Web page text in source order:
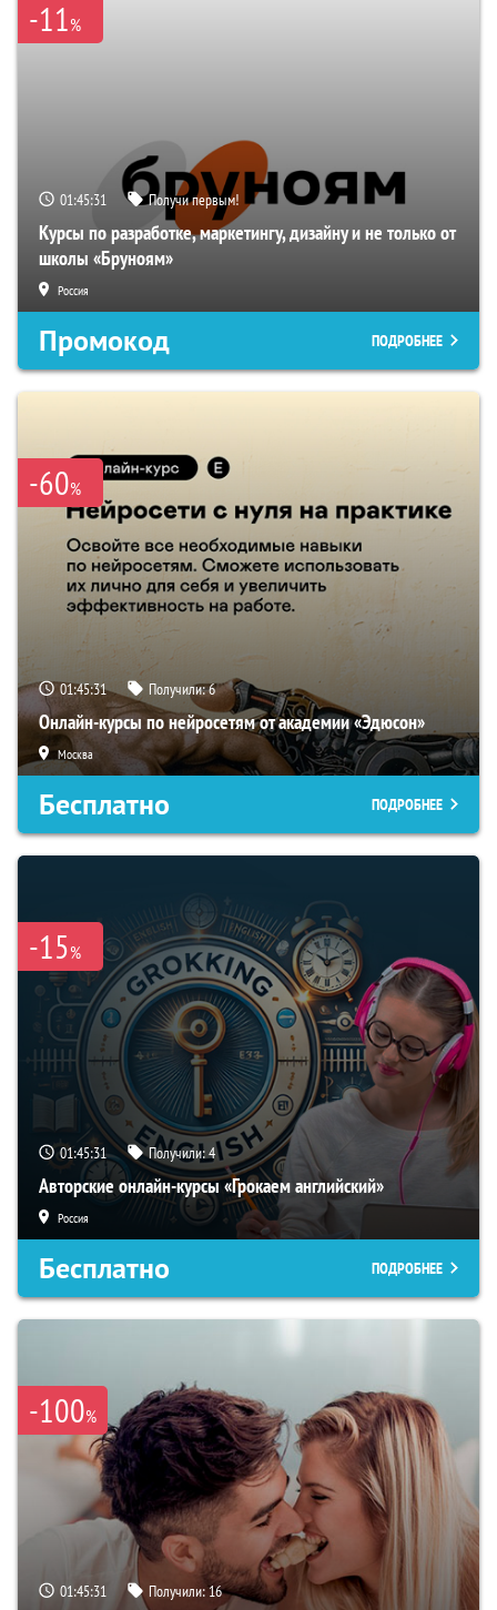
-11%
01:45:30 Получи первым!
Курсы по разработке, маркетингу, дизайну и не только от
школы «Бруноям»
Россия
Промокод ПОДРОБНЕЕ
-60%
01:45:30 Получили:6
Онлайн-курсы по нейросетям от академии «Эдюсон»
Москва
Бесплатно ПОДРОБНЕЕ
-15%
01:45:30 Получили:4
Авторские онлайн-курсы «Грокаем английский»
Россия
Бесплатно ПОДРОБНЕЕ
-100%
01:45:30 Получили:16